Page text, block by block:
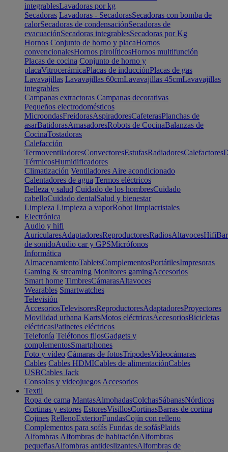
integrablesLavadoras por kg
Secadoras Lavadoras - SecadorasSecadoras con bomba de
calorSecadoras de condensaciónSecadoras de
evacuaciónSecadoras integrablesSecadoras por Kg
Hornos Conjunto de horno y placaHornos
convencionalesHornos pirolíticosHornos multifunción
Placas de cocina Conjunto de horno y
placaVitrocerámicaPlacas de inducciónPlacas de gas
Lavavajillas Lavavajillas 60cmLavavajillas 45cmLavavajillas
integrables
Campanas extractoras Campanas decorativas
Pequeños electrodomésticos
MicroondasFreidorasAspiradoresCafeterasPlanchas de
asarBatidorasAmasadoresRobots de CocinaBalanzas de
CocinaTostadoras
Calefacción
TermoventiladoresConvectoresEstufasRadiadoresCalefactores
TérmicosHumidificadores
Climatización Ventiladores Aire acondicionado
Calentadores de agua Termos eléctricos
Belleza y salud Cuidado de los hombresCuidado
cabelloCuidado dentalSalud y bienestar
Limpieza Limpieza a vaporRobot limpiacristales
Electrónica
Audio y hifi
AuricularesAdaptadoresReproductoresRadiosAltavocesHifi
de sonidoAudio car y GPSMicrófonos
Informática
AlmacenamientoTabletsComplementosPortátilesImpresoras
Gaming & streaming Monitores gamingAccesorios
Smart home TimbresCámarasAltavoces
Wearables Smartwatches
Televisión
AccesoriosTelevisoresReproductoresAdaptadoresProyectores
Movilidad urbana KartsMotos eléctricasAccesoriosBicicletas
eléctricasPatinetes eléctricos
Telefonía Teléfonos fijosGadgets y
complementosSmartphones
Foto y vídeo Cámaras de fotosTrípodesVideocámaras
Cables Cables HDMICables de alimentaciónCables
USBCables Jack
Consolas y videojuegos Accesorios
Textil
Ropa de cama MantasAlmohadasColchasSábanasNórdicos
Cortinas y estores EstoresVisillosCortinasBarras de cortina
Cojines RellenoExteriorFundasCojín con relleno
Complementos para sofás Fundas de sofásPlaids
Alfombras Alfombras de habitaciónAlfombras
pequeñasAlfombras antideslizantesAlfombras de